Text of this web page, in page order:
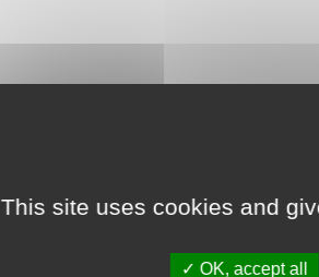
This site uses cookies and
OK, accept all